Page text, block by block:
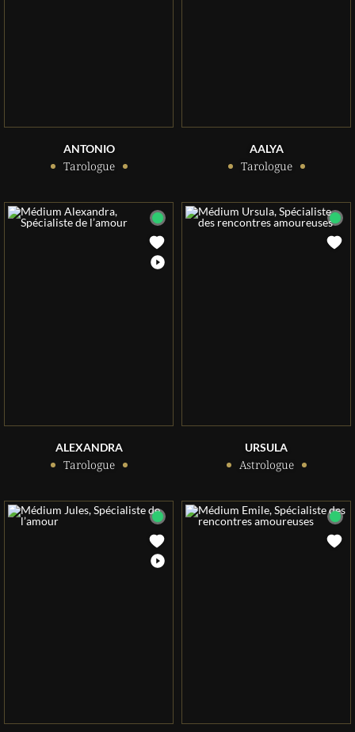
ANTONIO
Tarologue
AALYA
Tarologue
ALEXANDRA
Tarologue
URSULA
Astrologue